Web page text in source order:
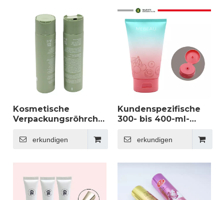
Kosmetiktube für
Körperlotion,
doppelter Druck für
mehr Komfort
Hautcreme, Lotion,
Creme,
Kosmetische
Verpackungsröhrchen
Shampoo, Duschgel,
Kunststoff, 120 ml,
Kappe, Quetschform,
Etikettierung
erkundigen
Kundenspezifische
300- bis 400-ml-
Quetschröhrchen aus
weichem Kunststoff
Hautpflegeserum
und Gesichtsmasken
erkundigen